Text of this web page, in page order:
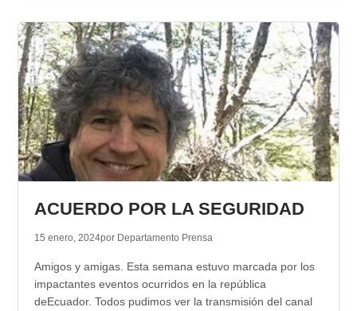
ACUERDO POR LA SEGURIDAD
15 enero, 2024por Departamento Prensa
Amigos y amigas. Esta semana estuvo marcada por los
impactantes eventos ocurridos en la república
deEcuador. Todos pudimos ver la transmisión del canal